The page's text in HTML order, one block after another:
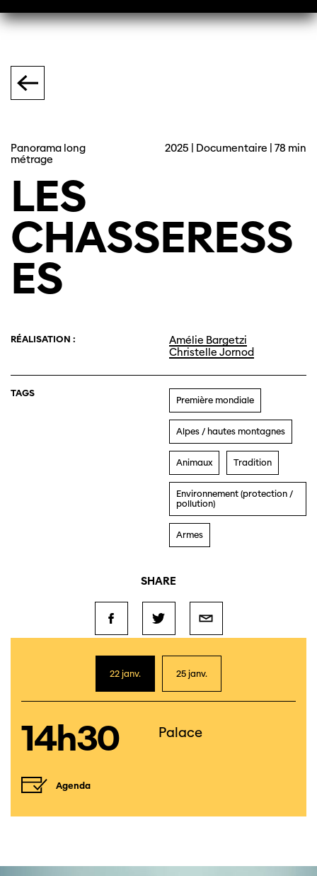
Panorama long
métrage
2025 | Documentaire | 78 min
LES
CHASSERESS
ES
RÉALISATION :
Amélie Bargetzi
Christelle Jornod
TAGS
Première mondiale
Alpes / hautes montagnes
Animaux Tradition
Environnement (protection /
pollution)
Armes
SHARE
22 janv. 25 janv.
14h30 Palace
Agenda